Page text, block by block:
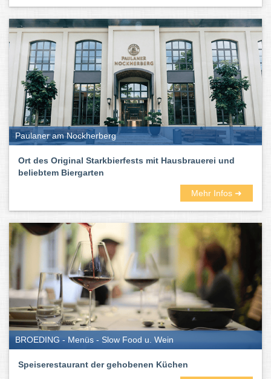
Paulaner am Nockherberg
Ort des Original Starkbierfests mit Hausbrauerei und
beliebtem Biergarten
Mehr Infos ➜
BROEDING - Menüs - Slow Food u. Wein
Speiserestaurant der gehobenen Küchen